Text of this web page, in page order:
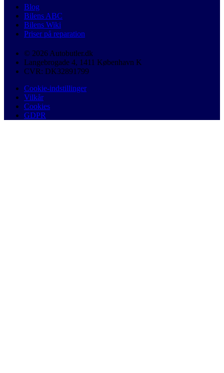
Blog
Bilens ABC
Bilens Wiki
Priser på reparation
© 2026 Autobutler.dk
Langebrogade 4, 1411 København K
CVR: DK32891799
Cookie-indstillinger
Vilkår
Cookies
GDPR